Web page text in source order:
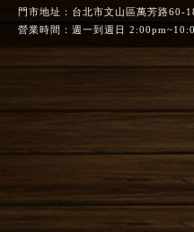
門市地址：台北市文山區萬芳路60-
營業時間：週一到週日